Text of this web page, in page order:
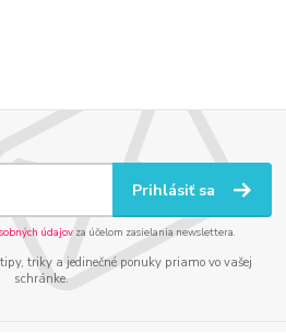
Prihlásiť sa
údajov za účelom zasielania newslettera.
triky a jedinečné ponuky priamo vo vašej
schránke.